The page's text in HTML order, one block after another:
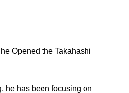
Opened the Takahashi
he has been focusing on